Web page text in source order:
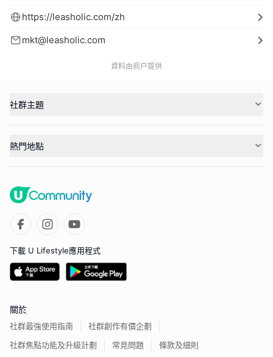
https://leasholic.com/zh
mkt@leasholic.com
資料由商户提供
社群主題
熱門地點
下載 U Lifestyle應用程式
關於
社群最強使用指南
社群創作有價企劃
社群焦點功能及升級計劃
常見問題 條款及細則